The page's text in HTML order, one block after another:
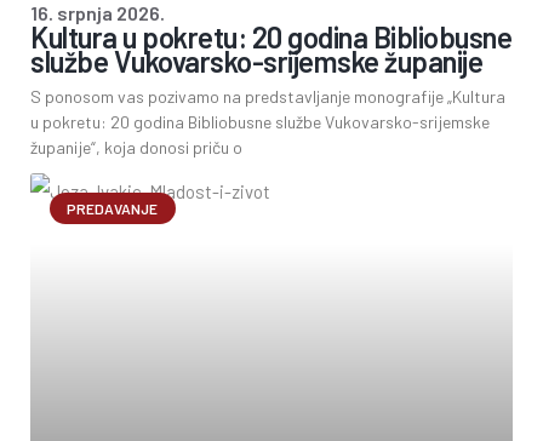
Kultura u pokretu: 20 godina Bibliobusne
službe Vukovarsko-srijemske županije
S ponosom vas pozivamo na predstavljanje monografije „Kultura
u pokretu: 20 godina Bibliobusne službe Vukovarsko-srijemske
županije“, koja donosi priču o
16. srpnja 2026.
PREDAVANJE